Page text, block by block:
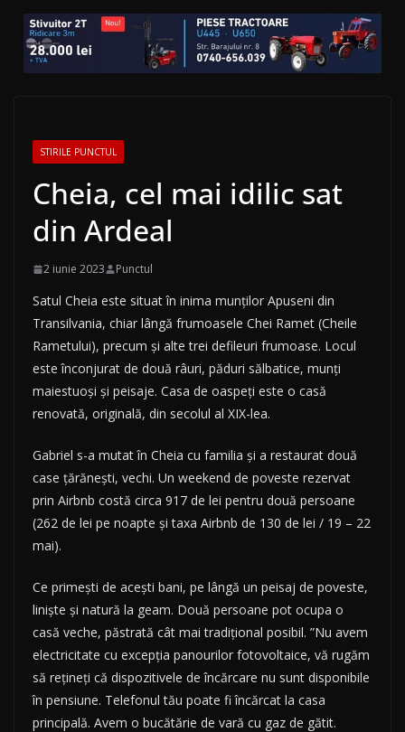
STIRILE PUNCTUL
Cheia, cel mai idilic sat
din Ardeal
2 iunie 2023 Punctul
Satul Cheia este situat în inima munților Apuseni din
Transilvania, chiar lângă frumoasele Chei Ramet (Cheile
Rametului), precum și alte trei defileuri frumoase. Locul
este înconjurat de două râuri, păduri sălbatice, munți
maiestuoși și peisaje. Casa de oaspeți este o casă
renovată, originală, din secolul al XIX-lea.
Gabriel s-a mutat în Cheia cu familia și a restaurat două
case țărănești, vechi. Un weekend de poveste rezervat
prin Airbnb costă circa 917 de lei pentru două persoane
(262 de lei pe noapte și taxa Airbnb de 130 de lei / 19 – 22
mai).
Ce primești de acești bani, pe lângă un peisaj de poveste,
liniște și natură la geam. Două persoane pot ocupa o
casă veche, păstrată cât mai tradițional posibil. ”Nu avem
electricitate cu excepția panourilor fotovoltaice, vă rugăm
să rețineți că dispozitivele de încărcare nu sunt disponibile
în pensiune. Telefonul tău poate fi încărcat la casa
principală. Avem o bucătărie de vară cu gaz de gătit.